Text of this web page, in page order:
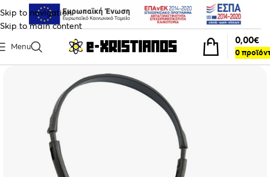
Skip to navigation
Skip to main content
Menu
0
0,00€